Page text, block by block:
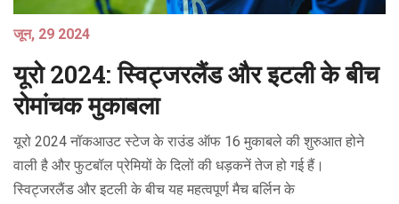
जून, 29 2024
यूरो 2024: स्विट्जरलैंड और इटली के बीच
रोमांचक मुकाबला
यूरो 2024 नॉकआउट स्टेज के राउंड ऑफ 16 मुकाबले की शुरुआत होने
वाली है और फुटबॉल प्रेमियों के दिलों की धड़कनें तेज हो गई हैं।
स्विट्जरलैंड और इटली के बीच यह महत्वपूर्ण मैच बर्लिन के